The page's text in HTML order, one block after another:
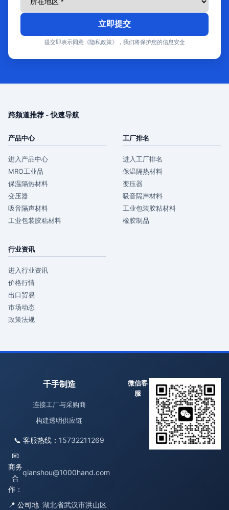
立即提交
提交即表示同意《隐私政策》，我们将保护您的信息安全
跨频道推荐 - 快速导航
产品中心
进入产品中心
MRO工业品
保温隔热材料
变压器
吸音隔声材料
工业包装胶粘材料
工厂排名
进入工厂排名
保温隔热材料
变压器
吸音隔声材料
工业包装胶粘材料
橡胶制品
行业资讯
进入行业资讯
价格行情
出口贸易
市场动态
政策法规
千手制造
连接工厂与采购商
构建透明供应链
📞 客服热线： 15732211269
📧
商务
合
作：
qianshou@1000hand.com
📍 公司地 湖北省武汉市洪山区
微信客
服